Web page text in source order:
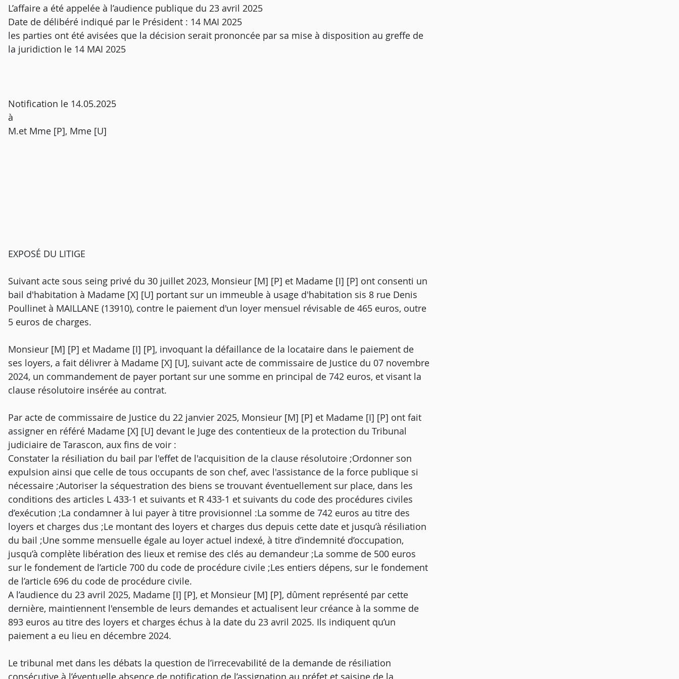
L’affaire a été appelée à l’audience publique du 23 avril 2025
Date de délibéré indiqué par le Président : 14 MAI 2025
les parties ont été avisées que la décision serait prononcée par sa mise à disposition au greffe de
la juridiction le 14 MAI 2025
Notification le 14.05.2025
à
M.et Mme [P], Mme [U]
EXPOSÉ DU LITIGE
Suivant acte sous seing privé du 30 juillet 2023, Monsieur [M] [P] et Madame [I] [P] ont consenti un
bail d'habitation à Madame [X] [U] portant sur un immeuble à usage d'habitation sis 8 rue Denis
Poullinet à MAILLANE (13910), contre le paiement d'un loyer mensuel révisable de 465 euros, outre
5 euros de charges.
Monsieur [M] [P] et Madame [I] [P], invoquant la défaillance de la locataire dans le paiement de
ses loyers, a fait délivrer à Madame [X] [U], suivant acte de commissaire de Justice du 07 novembre
2024, un commandement de payer portant sur une somme en principal de 742 euros, et visant la
clause résolutoire insérée au contrat.
Par acte de commissaire de Justice du 22 janvier 2025, Monsieur [M] [P] et Madame [I] [P] ont fait
assigner en référé Madame [X] [U] devant le Juge des contentieux de la protection du Tribunal
judiciaire de Tarascon, aux fins de voir :
Constater la résiliation du bail par l'effet de l'acquisition de la clause résolutoire ;Ordonner son
expulsion ainsi que celle de tous occupants de son chef, avec l'assistance de la force publique si
nécessaire ;Autoriser la séquestration des biens se trouvant éventuellement sur place, dans les
conditions des articles L 433-1 et suivants et R 433-1 et suivants du code des procédures civiles
d’exécution ;La condamner à lui payer à titre provisionnel :La somme de 742 euros au titre des
loyers et charges dus ;Le montant des loyers et charges dus depuis cette date et jusqu’à résiliation
du bail ;Une somme mensuelle égale au loyer actuel indexé, à titre d’indemnité d’occupation,
jusqu’à complète libération des lieux et remise des clés au demandeur ;La somme de 500 euros
sur le fondement de l’article 700 du code de procédure civile ;Les entiers dépens, sur le fondement
de l’article 696 du code de procédure civile.
A l’audience du 23 avril 2025, Madame [I] [P], et Monsieur [M] [P], dûment représenté par cette
dernière, maintiennent l'ensemble de leurs demandes et actualisent leur créance à la somme de
893 euros au titre des loyers et charges échus à la date du 23 avril 2025. Ils indiquent qu’un
paiement a eu lieu en décembre 2024.
Le tribunal met dans les débats la question de l’irrecevabilité de la demande de résiliation
consécutive à l’éventuelle absence de notification de l’assignation au préfet et saisine de la